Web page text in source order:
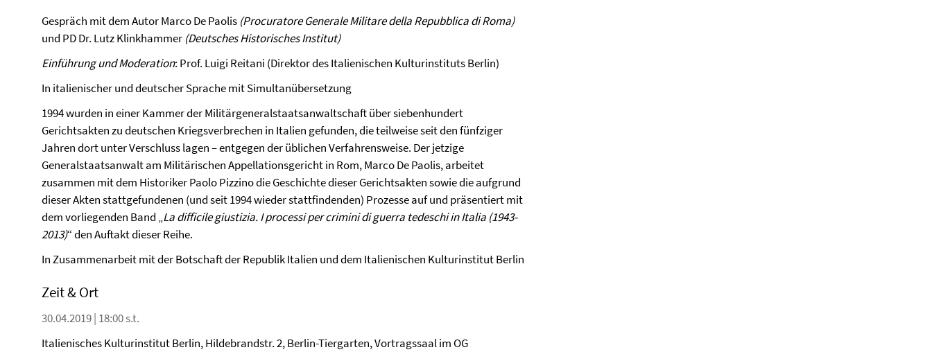
Gespräch mit dem Autor Marco De Paolis (Procuratore Generale Militare della Repubblica di Roma)
und PD Dr. Lutz Klinkhammer (Deutsches Historisches Institut)
Einführung und Moderation: Prof. Luigi Reitani (Direktor des Italienischen Kulturinstituts Berlin)
In italienischer und deutscher Sprache mit Simultanübersetzung
1994 wurden in einer Kammer der Militärgeneralstaatsanwaltschaft über siebenhundert
Gerichtsakten zu deutschen Kriegsverbrechen in Italien gefunden, die teilweise seit den fünfziger
Jahren dort unter Verschluss lagen – entgegen der üblichen Verfahrensweise. Der jetzige
Generalstaatsanwalt am Militärischen Appellationsgericht in Rom, Marco De Paolis, arbeitet
zusammen mit dem Historiker Paolo Pizzino die Geschichte dieser Gerichtsakten sowie die aufgrund
dieser Akten stattgefundenen (und seit 1994 wieder stattfindenden) Prozesse auf und präsentiert mit
dem vorliegenden Band „La difficile giustizia. I processi per crimini di guerra tedeschi in Italia (1943-
2013)“ den Auftakt dieser Reihe.
In Zusammenarbeit mit der Botschaft der Republik Italien und dem Italienischen Kulturinstitut Berlin
Zeit & Ort
30.04.2019 | 18:00 s.t.
Italienisches Kulturinstitut Berlin, Hildebrandstr. 2, Berlin-Tiergarten, Vortragssaal im OG